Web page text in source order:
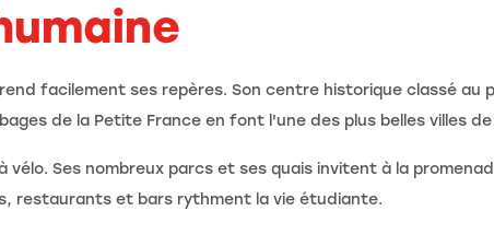
facilement ses repères. Son centre historique classé au
de la Petite France en font l'une des plus belles villes de
Ses nombreux parcs et ses quais invitent à la
restaurants et bars rythment la vie étudiante.